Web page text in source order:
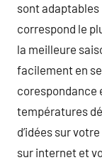
sont adaptables
correspond le
la meilleure
facilement en
corespondance
températures
d’idées sur
sur internet et